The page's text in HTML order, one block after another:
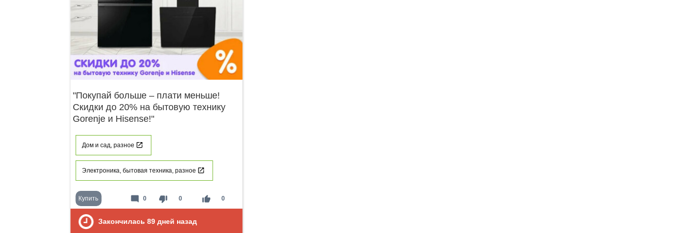
"Покупай больше – плати меньше!
Скидки до 20% на бытовую технику
Gorenje и Hisense!"
Дом и сад, разное
Электроника, бытовая техника, разное
Купить thumb_down 0 thumb_up 0
mode_comment 0
Закончилась 89 дней назад